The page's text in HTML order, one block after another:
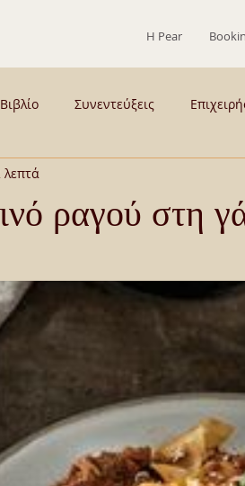
Η Pear
Συνεντεύξεις
ραγού στη
λεπτά